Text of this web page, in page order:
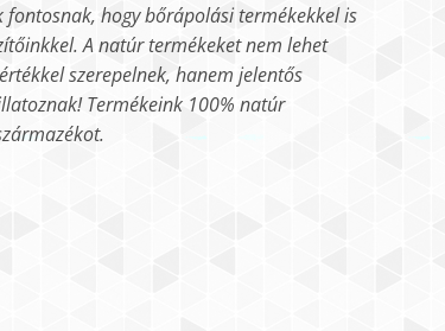
fontosnak, hogy bőrápolási termékekkel is
A natúr termékeket nem lehet
szerepelnek, hanem jelentős
Termékeink 100% natúr